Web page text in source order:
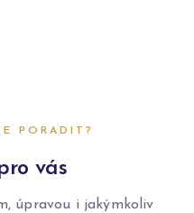
PORADIT?
vás
úpravou i jakýmkoliv